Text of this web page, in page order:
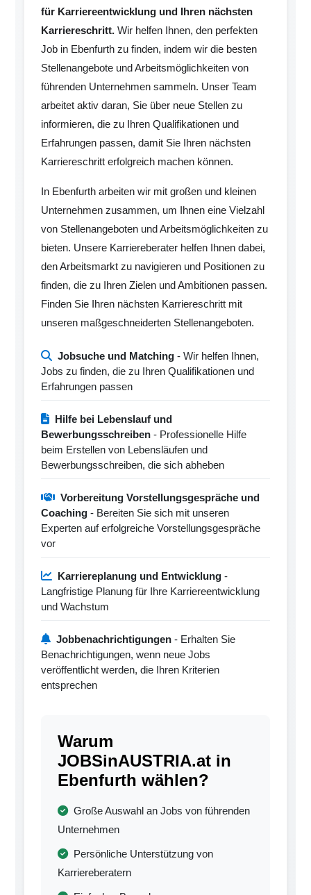
für Karriereentwicklung und Ihren nächsten
Karriereschritt. Wir helfen Ihnen, den perfekten
Job in Ebenfurth zu finden, indem wir die besten
Stellenangebote und Arbeitsmöglichkeiten von
führenden Unternehmen sammeln. Unser Team
arbeitet aktiv daran, Sie über neue Stellen zu
informieren, die zu Ihren Qualifikationen und
Erfahrungen passen, damit Sie Ihren nächsten
Karriereschritt erfolgreich machen können.
In Ebenfurth arbeiten wir mit großen und kleinen
Unternehmen zusammen, um Ihnen eine Vielzahl
von Stellenangeboten und Arbeitsmöglichkeiten zu
bieten. Unsere Karriereberater helfen Ihnen dabei,
den Arbeitsmarkt zu navigieren und Positionen zu
finden, die zu Ihren Zielen und Ambitionen passen.
Finden Sie Ihren nächsten Karriereschritt mit
unseren maßgeschneiderten Stellenangeboten.
Jobsuche und Matching - Wir helfen Ihnen,
Jobs zu finden, die zu Ihren Qualifikationen und
Erfahrungen passen
Hilfe bei Lebenslauf und
Bewerbungsschreiben - Professionelle Hilfe
beim Erstellen von Lebensläufen und
Bewerbungsschreiben, die sich abheben
Vorbereitung Vorstellungsgespräche und
Coaching - Bereiten Sie sich mit unseren
Experten auf erfolgreiche Vorstellungsgespräche
vor
Karriereplanung und Entwicklung -
Langfristige Planung für Ihre Karriereentwicklung
und Wachstum
Jobbenachrichtigungen - Erhalten Sie
Benachrichtigungen, wenn neue Jobs
veröffentlicht werden, die Ihren Kriterien
entsprechen
Warum
JOBSinAUSTRIA.at in
Ebenfurth wählen?
Große Auswahl an Jobs von führenden
Unternehmen
Persönliche Unterstützung von
Karriereberatern